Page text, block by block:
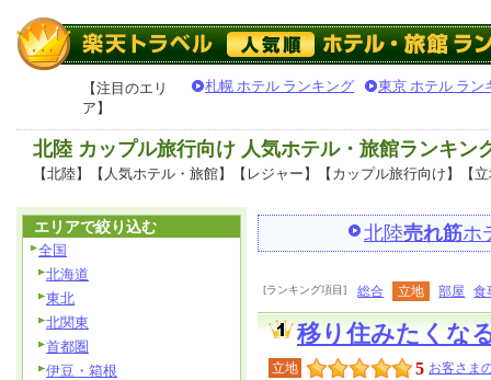
【注目のエリ
ア】
札幌 ホテル ランキング 東京 ホテル ラン
北陸 カップル旅行向け 人気ホテル・旅館ランキン
【北陸】【人気ホテル・旅館】【レジャー】【カップル旅行向け】【
北陸売れ筋ホ
[ランキング項目] 総合 立地 部屋 食
移り住みたくな
立地 5 お客さま
エリアで絞り込む
全国
北海道
東北
北関東
首都圏
伊豆・箱根